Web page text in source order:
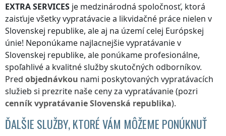
EXTRA SERVICES je medzinárodná spoločnosť, ktorá
zaisťuje všetky vypratávacie a likvidačné práce nielen v
Slovenskej republike, ale aj na území celej Európskej
únie! Neponúkame najlacnejšie vypratávaniev
Slovenskej republike, ale ponúkame profesionálne,
spoľahlivé a kvalitné služby skutočných odborníkov.
Pred objednávkou nami poskytovaných vypratávacích
služieb si prezrite naše ceny za vypratávanie (pozri
cenníkvypratávanieSlovenská republika).
ĎALŠIE SLUŽBY, KTORÉ VÁM MÔŽEME PONÚKNUŤ